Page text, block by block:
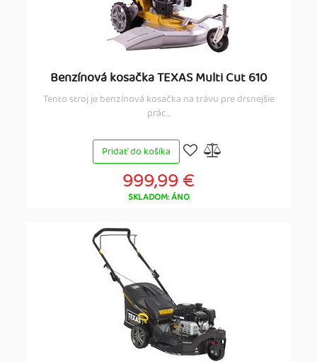
Benzínová kosačka TEXAS Multi Cut 610
Tento stroj je benzínová kosačka na trávu pre drsnejšie
prác...
Pridať do košíka
999,99 €
SKLADOM: ÁNO